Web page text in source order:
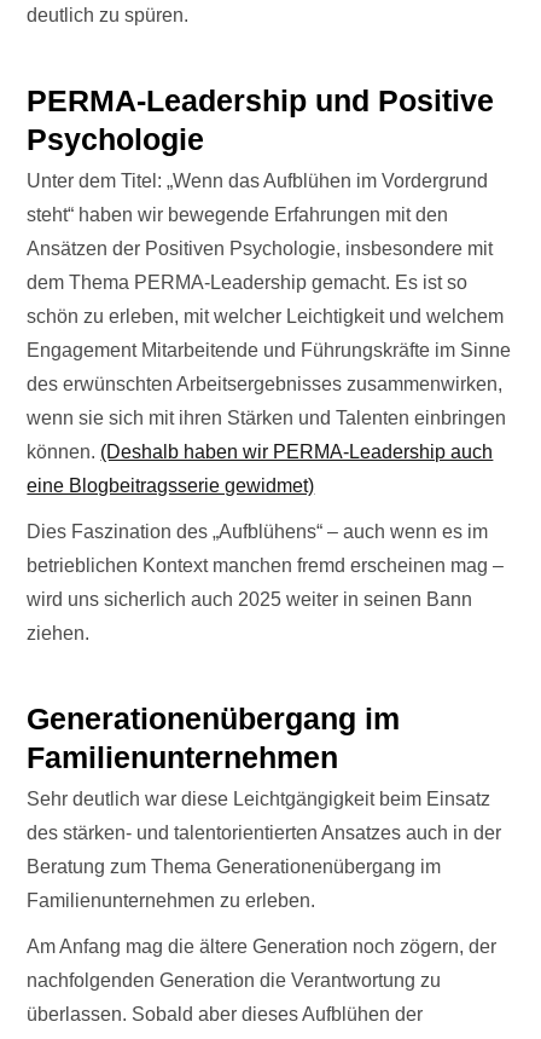
deutlich zu spüren.
PERMA-Leadership und Positive
Psychologie
Unter dem Titel: „Wenn das Aufblühen im Vordergrund
steht“ haben wir bewegende Erfahrungen mit den
Ansätzen der Positiven Psychologie, insbesondere mit
dem Thema PERMA-Leadership gemacht. Es ist so
schön zu erleben, mit welcher Leichtigkeit und welchem
Engagement Mitarbeitende und Führungskräfte im Sinne
des erwünschten Arbeitsergebnisses zusammenwirken,
wenn sie sich mit ihren Stärken und Talenten einbringen
können. (Deshalb haben wir PERMA-Leadership auch
eine Blogbeitragsserie gewidmet)
Dies Faszination des „Aufblühens“ – auch wenn es im
betrieblichen Kontext manchen fremd erscheinen mag –
wird uns sicherlich auch 2025 weiter in seinen Bann
ziehen.
Generationenübergang im
Familienunternehmen
Sehr deutlich war diese Leichtgängigkeit beim Einsatz
des stärken- und talentorientierten Ansatzes auch in der
Beratung zum Thema Generationenübergang im
Familienunternehmen zu erleben.
Am Anfang mag die ältere Generation noch zögern, der
nachfolgenden Generation die Verantwortung zu
überlassen. Sobald aber dieses Aufblühen der